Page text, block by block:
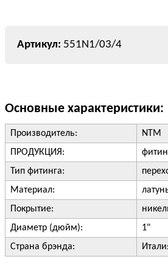
551N1/03/4
Основные характеристики:
Производитель:
NTM
ПРОДУКЦИЯ:
Тип фитинга:
Материал:
Покрытие:
Диаметр (дюйм):
1"
Страна брэнда: